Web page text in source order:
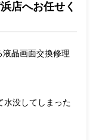
店へお任せく
晶画面交換修理
水没してしまった